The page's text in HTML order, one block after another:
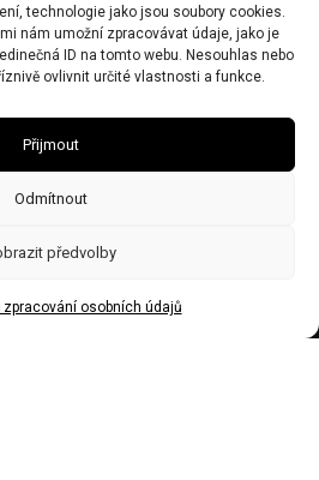
technologie jako jsou soubory cookies.
nám umožní zpracovávat údaje, jako je
ID na tomto webu. Nesouhlas nebo
ovlivnit určité vlastnosti a funkce.
Přijmout
Odmítnout
předvolby
zpracování osobních údajů
| Obecní živnostenský úřad zn:
08/Ry21953/3